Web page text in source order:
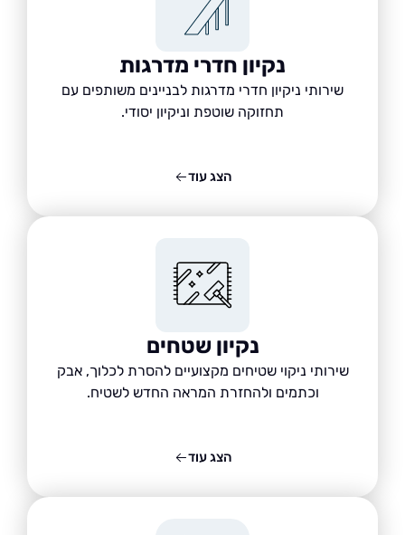
נקיון חדרי מדרגות
שירותי ניקיון חדרי מדרגות לבניינים משותפים עם
תחזוקה שוטפת וניקיון יסודי.
נקיון שטחים
שירותי ניקוי שטיחים מקצועיים להסרת לכלוך, אבק
וכתמים ולהחזרת המראה החדש לשטיח.